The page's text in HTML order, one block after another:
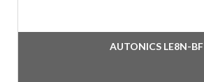
AUTONICS LE8N-BF